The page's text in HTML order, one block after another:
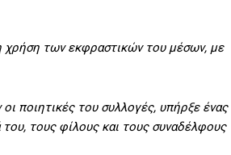
χρήση των εκφραστικών του μέσων, με
ποιητικές του συλλογές, υπήρξε ένας
τους φίλους και τους συναδέλφους